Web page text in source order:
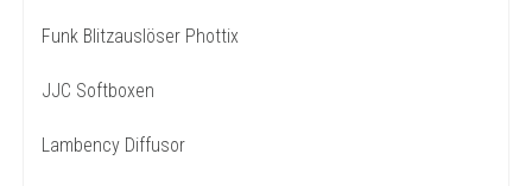
Funk Blitzauslöser Phottix
JJC Softboxen
Lambency Diffusor